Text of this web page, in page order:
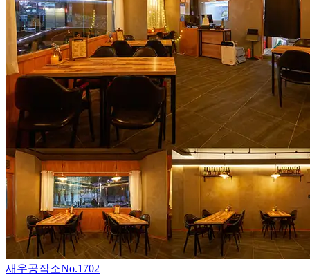
새우공작소No.1702